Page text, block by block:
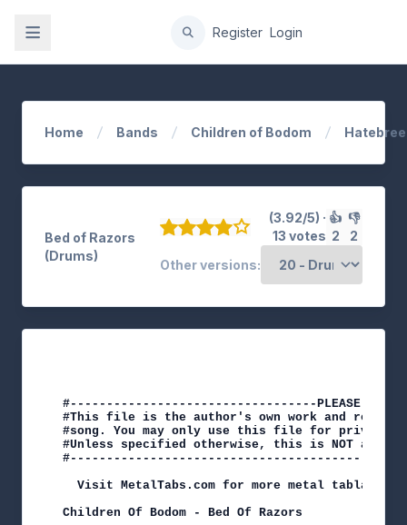
Register Login
Home Bands Children of Bodom
Bed of Razors
(Drums)
(3.92/5) ·
13 votes
👍
2
👎
2
Other versions:
#----------------------------------PLEASE
#This file is the author's own work and
#song. You may only use this file for private
#Unless specified otherwise, this is NOT an
  Visit MetalTabs.com for more metal tablature
Children Of Bodom - Bed Of Razors		 |